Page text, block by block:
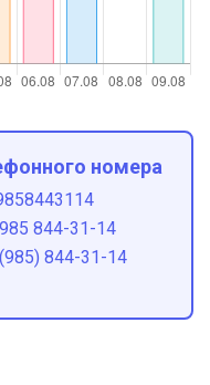
номера
844-31-14
844-31-14